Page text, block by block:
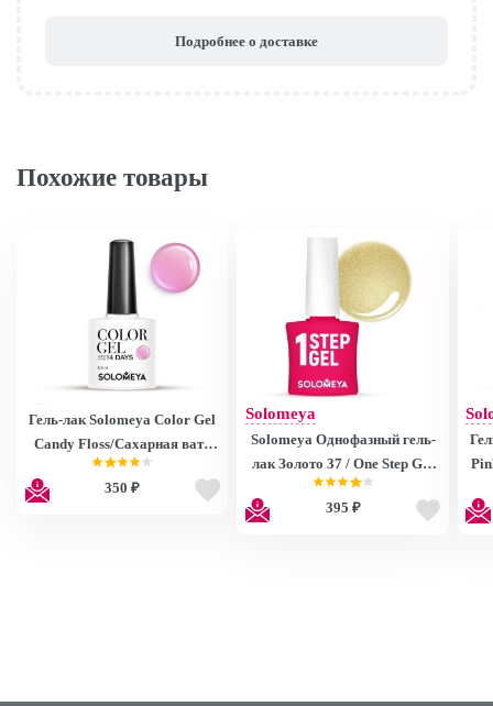
Подробнее о доставке
Похожие товары
Гель-лак Solomeya Color Gel
Candy Floss/Сахарная вата
30
350 ₽
Solomeya
Solomeya Однофазный гель-
лак Золото 37 / One Step Gel
Gold 37
395 ₽